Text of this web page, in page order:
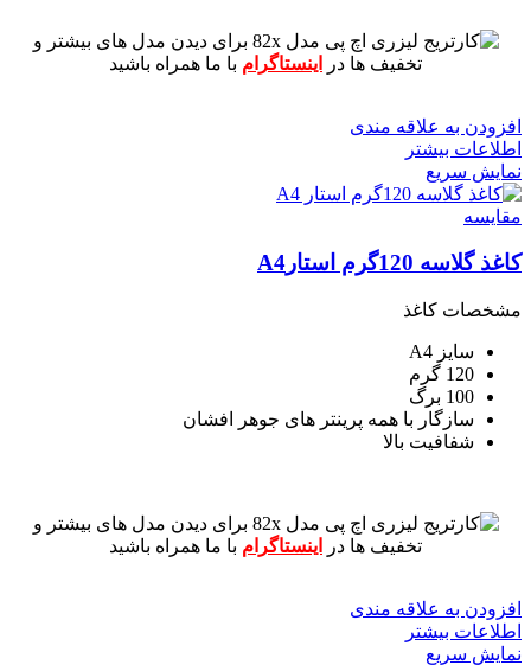
برای دیدن مدل های بیشتر و
تخفیف ها در
اینستاگرام با ما همراه باشید
افزودن به علاقه مندی
اطلاعات بیشتر
نمایش سریع
مقايسه
کاغذ گلاسه 120گرم استارA4
مشخصات کاغذ
سایز A4
120 گرم
100 برگ
سازگار با همه پرینتر های جوهر افشان
شفافیت بالا
برای دیدن مدل های بیشتر و
تخفیف ها در
اینستاگرام با ما همراه باشید
افزودن به علاقه مندی
اطلاعات بیشتر
نمایش سریع